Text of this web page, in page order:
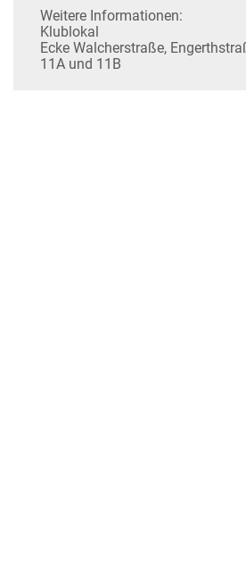
Weitere Informationen:
Klublokal
Ecke Walcherstraße,
11A und 11B